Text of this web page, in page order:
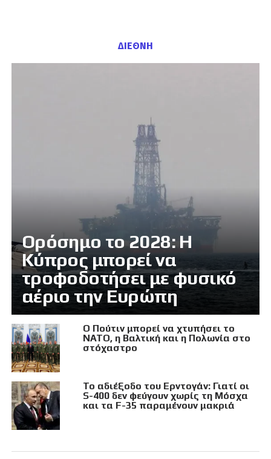
ΔΙΕΘΝΗ
Ορόσημο το 2028: Η
Κύπρος μπορεί να
τροφοδοτήσει με φυσικό
αέριο την Ευρώπη
Ο Πούτιν μπορεί να χτυπήσει το
ΝΑΤΟ, η Βαλτική και η Πολωνία στο
στόχαστρο
Το αδιέξοδο του Ερντογάν: Γιατί οι
S-400 δεν φεύγουν χωρίς τη Μόσχα
και τα F-35 παραμένουν μακριά